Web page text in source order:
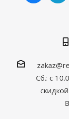
Сб.: с